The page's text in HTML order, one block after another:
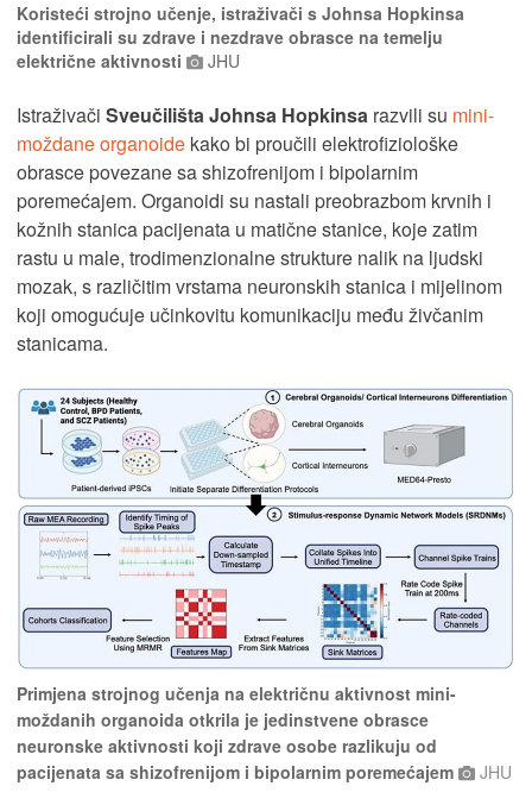
Koristeći strojno učenje, istraživači s Johnsa Hopkinsa
identificirali su zdrave i nezdrave obrasce na temelju
električne aktivnosti
JHU
Istraživači Sveučilišta Johnsa Hopkinsa razvili su mini-
moždane organoide kako bi proučili elektrofiziološke
obrasce povezane sa shizofrenijom i bipolarnim
poremećajem. Organoidi su nastali preobrazbom krvnih i
kožnih stanica pacijenata u matične stanice, koje zatim
rastu u male, trodimenzionalne strukture nalik na ljudski
mozak, s različitim vrstama neuronskih stanica i mijelinom
koji omogućuje učinkovitu komunikaciju među živčanim
stanicama.
Primjena strojnog učenja na električnu aktivnost mini-
moždanih organoida otkrila je jedinstvene obrasce
neuronske aktivnosti koji zdrave osobe razlikuju od
pacijenata sa shizofrenijom i bipolarnim poremećajem
JHU